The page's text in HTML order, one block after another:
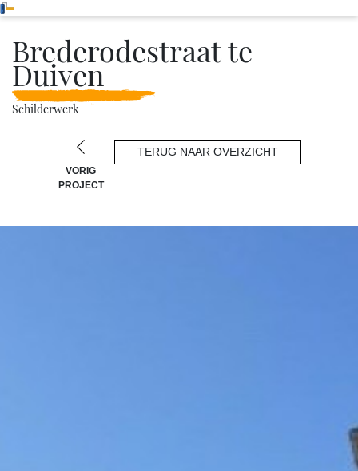
Brederodestraat te
Duiven
Schilderwerk
VORIG
PROJECT
TERUG NAAR OVERZICHT